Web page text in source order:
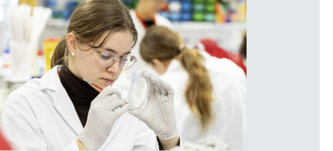
325 650 650
1300
2000 2000
4000
1000 2000 2000
4000
325 650 650
1300
hors site hors site hors site
hors site